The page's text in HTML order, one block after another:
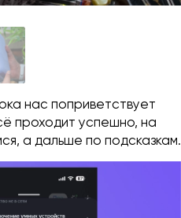
нас поприветствует
проходит успешно, на
а дальше по подсказкам.